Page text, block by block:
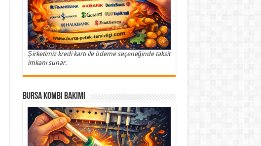
Şirketimiz kredi kartı ile ödeme seçeneğinde taksit
imkanı sunar.
Bursa Kombi Bakımı